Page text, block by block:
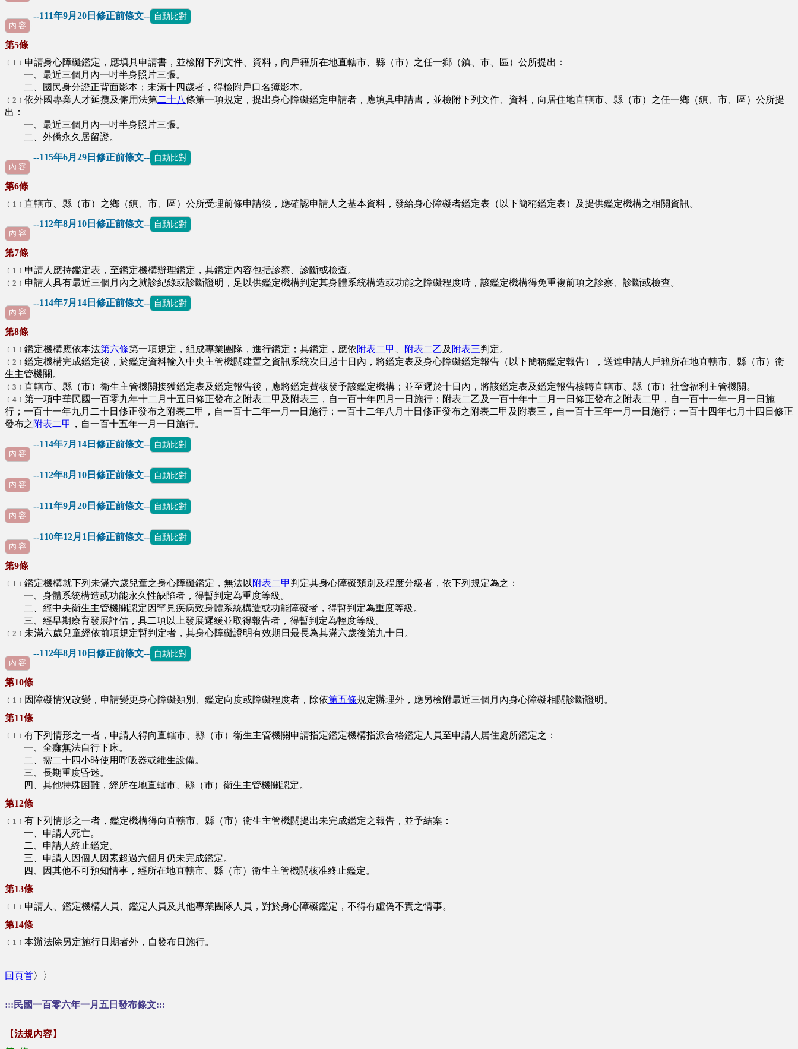
--111年9月20日修正前條文-- 自動比對
內 容
第5條
﹝1﹞ 申請身心障礙鑑定，應填具申請書，並檢附下列文件、資料，向戶籍所在地直轄市、縣（市）之任一鄉（鎮、市、區）公所提出：
一、最近三個月內一吋半身照片三張。
二、國民身分證正背面影本；未滿十四歲者，得檢附戶口名簿影本。
﹝2﹞ 依外國專業人才延攬及僱用法第二十八條第一項規定，提出身心障礙鑑定申請者，應填具申請書，並檢附下列文件、資料，向居住地直轄市、縣（市）之任一鄉（鎮、市、區）公所提
出：
一、最近三個月內一吋半身照片三張。
二、外僑永久居留證。
--115年6月29日修正前條文-- 自動比對
內 容
第6條
﹝1﹞ 直轄市、縣（市）之鄉（鎮、市、區）公所受理前條申請後，應確認申請人之基本資料，發給身心障礙者鑑定表（以下簡稱鑑定表）及提供鑑定機構之相關資訊。
--112年8月10日修正前條文-- 自動比對
內 容
第7條
﹝1﹞ 申請人應持鑑定表，至鑑定機構辦理鑑定，其鑑定內容包括診察、診斷或檢查。
﹝2﹞ 申請人具有最近三個月內之就診紀錄或診斷證明，足以供鑑定機構判定其身體系統構造或功能之障礙程度時，該鑑定機構得免重複前項之診察、診斷或檢查。
--114年7月14日修正前條文-- 自動比對
內 容
第8條
﹝1﹞ 鑑定機構應依本法第六條第一項規定，組成專業團隊，進行鑑定；其鑑定，應依附表二甲 附表二乙及 附表三判定。
﹝2﹞ 鑑定機構完成鑑定後，於鑑定資料輸入中央主管機關建置之資訊系統次日起十日內，將鑑定表及身心障礙鑑定報告（以下簡稱鑑定報告），送達申請人戶籍所在地直轄市、縣（市）衛
生主管機關。
﹝3﹞ 直轄市、縣（市）衛生主管機關接獲鑑定表及鑑定報告後，應將鑑定費核發予該鑑定機構；並至遲於十日內，將該鑑定表及鑑定報告核轉直轄市、縣（市）社會福利主管機關。
﹝4﹞ 第一項中華民國一百零九年十二月十五日修正發布之附表二甲及附表三，自一百十年四月一日施行；附表二乙及一百十年十二月一日修正發布之附表二甲，自一百十一年一月一日施
行；一百十一年九月二十日修正發布之附表二甲，自一百十二年一月一日施行；一百十二年八月十日修正發布之附表二甲及附表三，自一百十三年一月一日施行；一百十四年七月十四日修正
發布之 附表二甲 ，自一百十五年一月一日施行。
--114年7月14日修正前條文-- 自動比對
內 容
--112年8月10日修正前條文-- 自動比對
內 容
--111年9月20日修正前條文-- 自動比對
內 容
--110年12月1日修正前條文-- 自動比對
內 容
第9條
﹝1﹞ 鑑定機構就下列未滿六歲兒童之身心障礙鑑定，無法以 附表二甲 判定其身心障礙類別及程度分級者，依下列規定為之：
一、身體系統構造或功能永久性缺陷者，得暫判定為重度等級。
二、經中央衛生主管機關認定因罕見疾病致身體系統構造或功能障礙者，得暫判定為重度等級。
三、經早期療育發展評估，具二項以上發展遲緩並取得報告者，得暫判定為輕度等級。
﹝2﹞ 未滿六歲兒童經依前項規定暫判定者，其身心障礙證明有效期日最長為其滿六歲後第九十日。
--112年8月10日修正前條文-- 自動比對
內 容
第10條
﹝1﹞ 因障礙情況改變，申請變更身心障礙類別、鑑定向度或障礙程度者，除依第五條規定辦理外，應另檢附最近三個月內身心障礙相關診斷證明。
第11條
﹝1﹞ 有下列情形之一者，申請人得向直轄市、縣（市）衛生主管機關申請指定鑑定機構指派合格鑑定人員至申請人居住處所鑑定之：
一、全癱無法自行下床。
二、需二十四小時使用呼吸器或維生設備。
三、長期重度昏迷。
四、其他特殊困難，經所在地直轄市、縣（市）衛生主管機關認定。
第12條
﹝1﹞ 有下列情形之一者，鑑定機構得向直轄市、縣（市）衛生主管機關提出未完成鑑定之報告，並予結案：
一、申請人死亡。
二、申請人終止鑑定。
三、申請人因個人因素超過六個月仍未完成鑑定。
四、因其他不可預知情事，經所在地直轄市、縣（市）衛生主管機關核准終止鑑定。
第13條
﹝1﹞ 申請人、鑑定機構人員、鑑定人員及其他專業團隊人員，對於身心障礙鑑定，不得有虛偽不實之情事。
第14條
﹝1﹞ 本辦法除另定施行日期者外，自發布日施行。
回頁首〉〉
:::民國一百零六年一月五日發布條文:::
【法規內容】